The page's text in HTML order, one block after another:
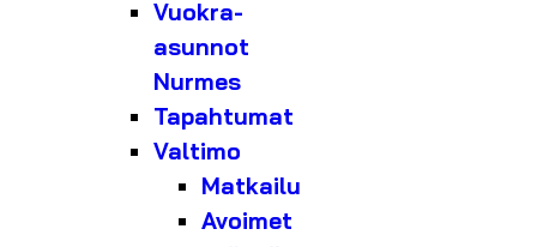
Vuokra-
asunnot
Nurmes
Tapahtumat
Valtimo
Matkailu
Avoimet